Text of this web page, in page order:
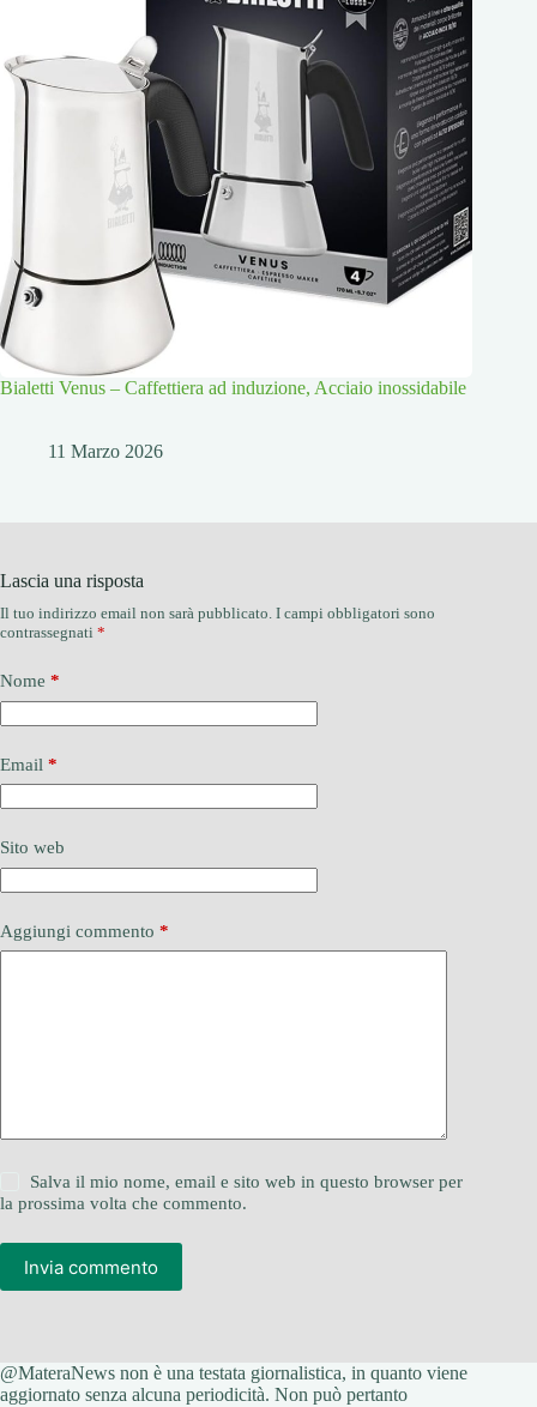
Bialetti Venus – Caffettiera ad induzione, Acciaio inossidabile
11 Marzo 2026
Lascia una risposta
Il tuo indirizzo email non sarà pubblicato. I campi obbligatori sono
contrassegnati *
Nome *
Email *
Sito web
Aggiungi commento *
Salva il mio nome, email e sito web in questo browser per
la prossima volta che commento.
Invia commento
@MateraNews non è una testata giornalistica, in quanto viene
aggiornato senza alcuna periodicità. Non può pertanto